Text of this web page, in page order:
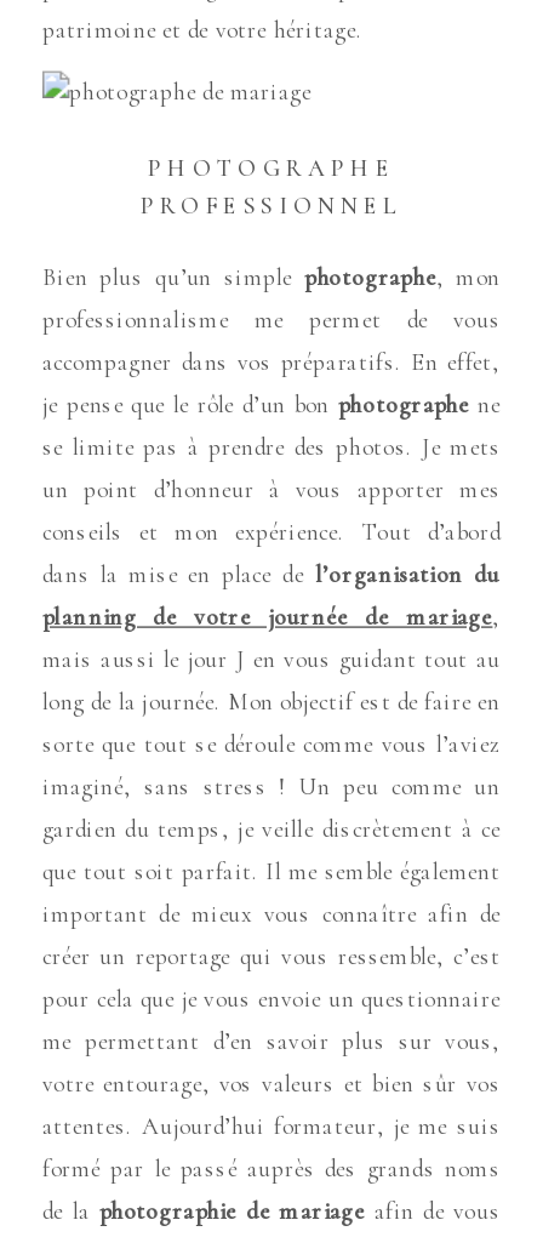
patrimoine et de votre héritage.
PHOTOGRAPHE
PROFESSIONNEL
Bien plus qu’un simplephotographe, mon
professionnalisme me permet de vous
accompagner dans vos préparatifs. En effet,
je pense que le rôle d’un bon photographe ne
se limite pas à prendre des photos. Je mets
un point d’honneur à vous apporter mes
conseils et mon expérience. Tout d’abord
dans la mise en place de l’organisation du
planning de votre journée de mariage,
mais aussi le jour J en vous guidant tout au
long de la journée. Mon objectif est de faire en
sorte que tout se déroule comme vous l’aviez
imaginé, sans stress ! Un peu comme un
gardien du temps, je veille discrètement à ce
que tout soit parfait. Il me semble également
important de mieux vous connaître afin de
créer un reportage qui vous ressemble, c’est
pour cela que je vous envoie un questionnaire
me permettant d’en savoir plus sur vous,
votre entourage, vos valeurs et bien sûr vos
attentes. Aujourd’hui formateur, je me suis
formé par le passé auprès des grands noms
de la photographie de mariage afin de vous